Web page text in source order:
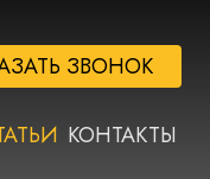
ЗВОНОК
КОНТАКТЫ